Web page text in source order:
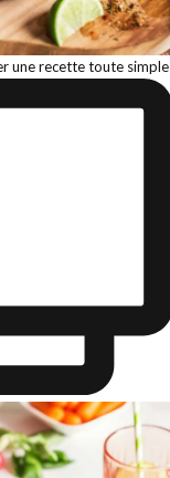
une recette toute simple